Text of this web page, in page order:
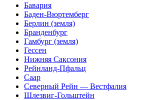
Бавария
Баден-Вюртемберг
Берлин (земля)
Бранденбург
Гамбург (земля)
Гессен
Нижняя Саксония
Рейнланд-Пфальц
Саар
Северный Рейн — Вестфалия
Шлезвиг-Гольштейн